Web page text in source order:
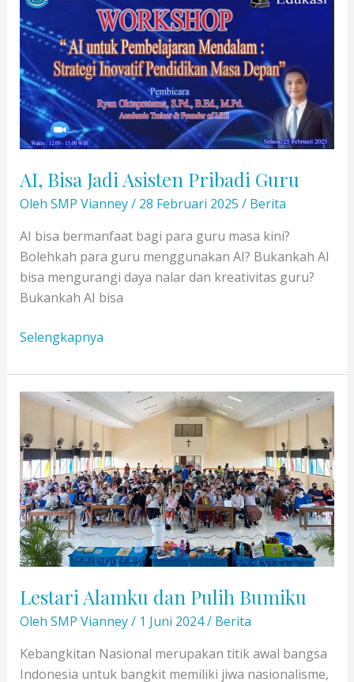
Kebakaran
Bersama
Damkar
Rawa
Buaya
AI, Bisa Jadi Asisten Pribadi Guru
Oleh SMP Vianney/ 28 Februari 2025 / Berita
AI bisa bermanfaat bagi para guru masa kini?
Bolehkah para guru menggunakan AI? Bukankah AI
bisa mengurangi daya nalar dan kreativitas guru?
Bukankah AI bisa
AI,
Jadi
Asisten
Guru
Selengkapnya
Lestari Alamku dan Pulih Bumiku
Oleh SMP Vianney/ 1 Juni 2024/ Berita
Kebangkitan Nasional merupakan titik awal bangsa
Indonesia untuk bangkit memiliki jiwa nasionalisme,